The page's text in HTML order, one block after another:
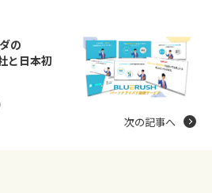
の
と日本初
次の記事へ